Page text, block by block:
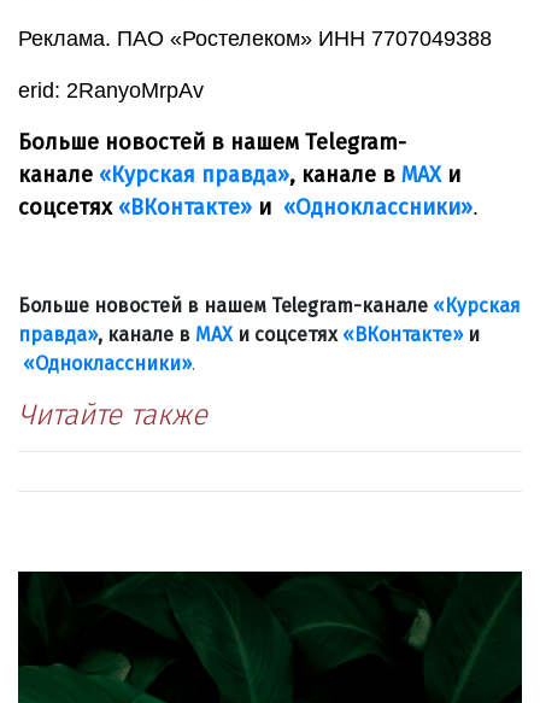
Реклама. ПАО «Ростелеком» ИНН 7707049388
erid: 2RanyoMrpAv
Больше новостей в нашем Telegram-
канале «Курская правда», канале в МАХи
соцсетях «ВКонтакте» и «Одноклассники».
Больше новостей в нашем Telegram-канале «Курская
правда», канале в МАХи соцсетях «ВКонтакте»и
«Одноклассники».
Читайте также